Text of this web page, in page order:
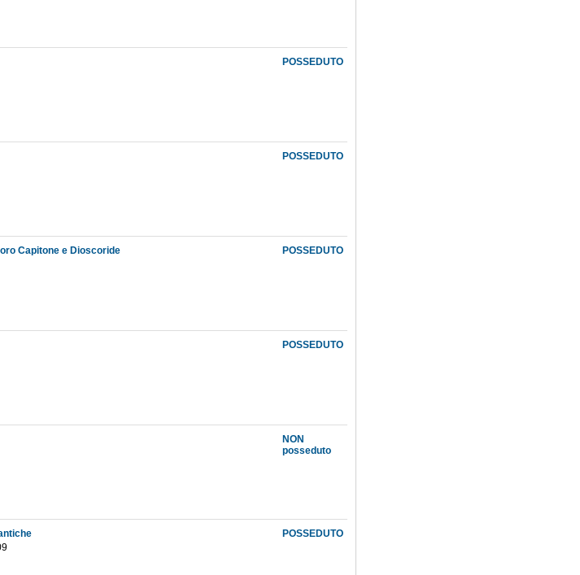
POSSEDUTO
POSSEDUTO
POSSEDUTO
Capitone e Dioscoride
POSSEDUTO
NON
posseduto
POSSEDUTO